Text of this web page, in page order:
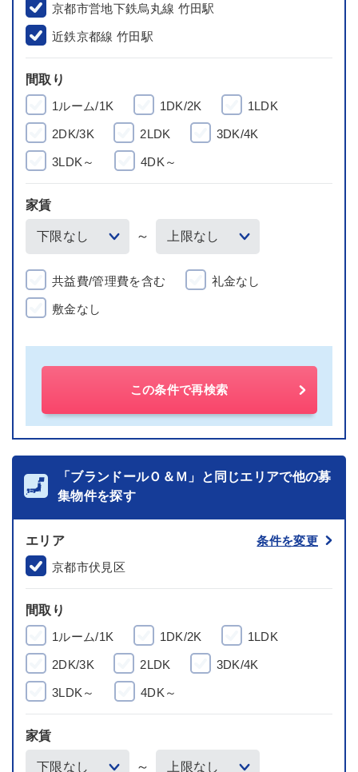
京都市営地下鉄烏丸線 竹田駅
近鉄京都線 竹田駅
間取り
1ルーム/1K
1DK/2K 1LDK
2DK/3K 2LDK 3DK/4K
3LDK～ 4DK～
家賃
～
共益費/管理費を含む 礼金なし
敷金なし
この条件で再検索
「ブランドールＯ＆Ｍ」と同じエリアで他の募
集物件を探す
エリア
条件を変更
京都市伏見区
間取り
1ルーム/1K
1DK/2K 1LDK
2DK/3K 2LDK 3DK/4K
3LDK～ 4DK～
家賃
～